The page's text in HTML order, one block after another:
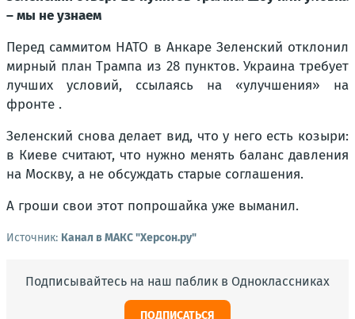
– мы не узнаем
Перед саммитом НАТО в Анкаре Зеленский отклонил
мирный план Трампа из 28 пунктов. Украина требует
лучших условий, ссылаясь на «улучшения» на
фронте .
Зеленский снова делает вид, что у него есть козыри:
в Киеве считают, что нужно менять баланс давления
на Москву, а не обсуждать старые соглашения.
А гроши свои этот попрошайка уже выманил.
Источник: Канал в МАКС "Херсон.ру"
Подписывайтесь на наш паблик в Одноклассниках
ПОДПИСАТЬСЯ